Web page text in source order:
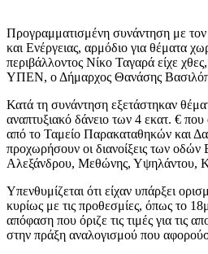
Προγραμματισμένη συνάντηση με
και Ενέργειας, αρμόδιο για θέματα
περιβάλλοντος Νίκο Ταγαρά είχε
ΥΠΕΝ, ο Δήμαρχος Θανάσης
Κατά τη συνάντηση εξετάστηκαν
αναπτυξιακό δάνειο των 4 εκατ. €
από το Ταμείο Παρακαταθηκών και
προχωρήσουν οι διανοίξεις των
Αλεξάνδρου, Μεθώνης, Υψηλάντου,
Υπενθυμίζεται ότι είχαν υπάρξει
κυρίως με τις προθεσμίες, όπως το
απόφαση που όριζε τις τιμές για τις
στην πράξη αναλογισμού που